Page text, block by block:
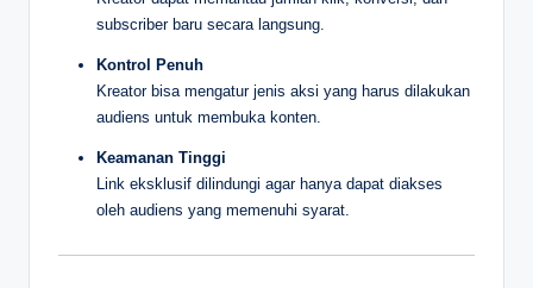
subscriber baru secara langsung.
Kontrol Penuh
Kreator bisa mengatur jenis aksi yang harus dilakukan
audiens untuk membuka konten.
Keamanan Tinggi
Link eksklusif dilindungi agar hanya dapat diakses
oleh audiens yang memenuhi syarat.